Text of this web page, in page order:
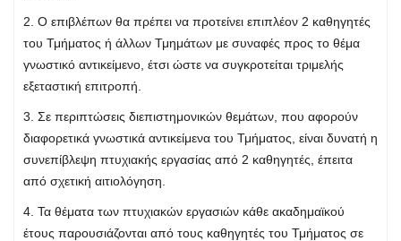
2. Ο επιβλέπων θα πρέπει να προτείνει επιπλέον 2 καθηγητές
του Τμήματος ή άλλων Τμημάτων με συναφές προς το θέμα
γνωστικό αντικείμενο, έτσι ώστε να συγκροτείται τριμελής
εξεταστική επιτροπή.
3. Σε περιπτώσεις διεπιστημονικών θεμάτων, που αφορούν
διαφορετικά γνωστικά αντικείμενα του Τμήματος, είναι δυνατή η
συνεπίβλεψη πτυχιακής εργασίας από 2 καθηγητές, έπειτα
από σχετική αιτιολόγηση.
4. Τα θέματα των πτυχιακών εργασιών κάθε ακαδημαϊκού
έτους παρουσιάζονται από τους καθηγητές του Τμήματος σε